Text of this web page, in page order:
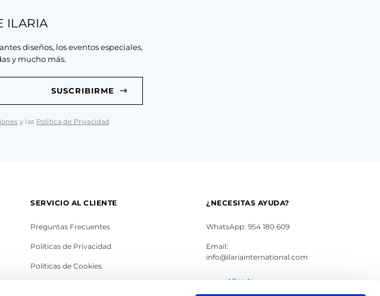
ILARIA
diseños, los eventos especiales,
y mucho más.
SUSCRIBIRME
y las Política de Privacidad
SERVICIO AL CLIENTE
Preguntas Frecuentes
Políticas de Privacidad
Políticas de Cookies
¿NECESITAS AYUDA?
WhatsApp: 954 180 609
Email:
info@ilariainternational.com